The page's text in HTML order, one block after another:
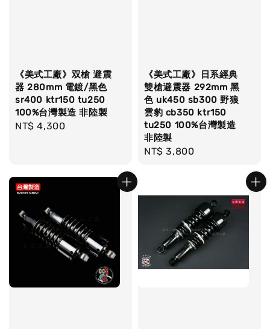
《美式工廠》双槍 避震
器 280mm 電鍍/黑色
sr400 ktr150 tu250
100%台灣製造 非陸製
Regular
NT$ 4,300
《美式工廠》日系經典
雙槍避震器 292mm 黑
色 uk450 sb300 野狼
雲豹 cb350 ktr150
tu250 100%台灣製造
非陸製
Regular
NT$ 3,800